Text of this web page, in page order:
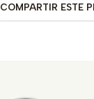
COMPARTIR ESTE